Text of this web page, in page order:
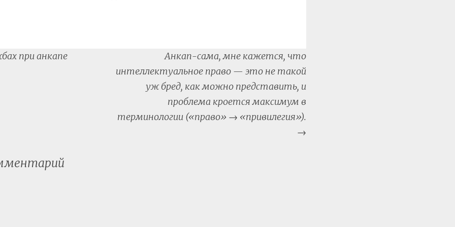
при анкапе
Анкап-сама, мне кажется, что
интеллектуальное право — это не такой
уж бред, как можно представить, и
проблема кроется максимум в
терминологии («право» → «привилегия»).
→